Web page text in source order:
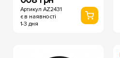
Артикул AZ2431
є в наявності
1-3 дня